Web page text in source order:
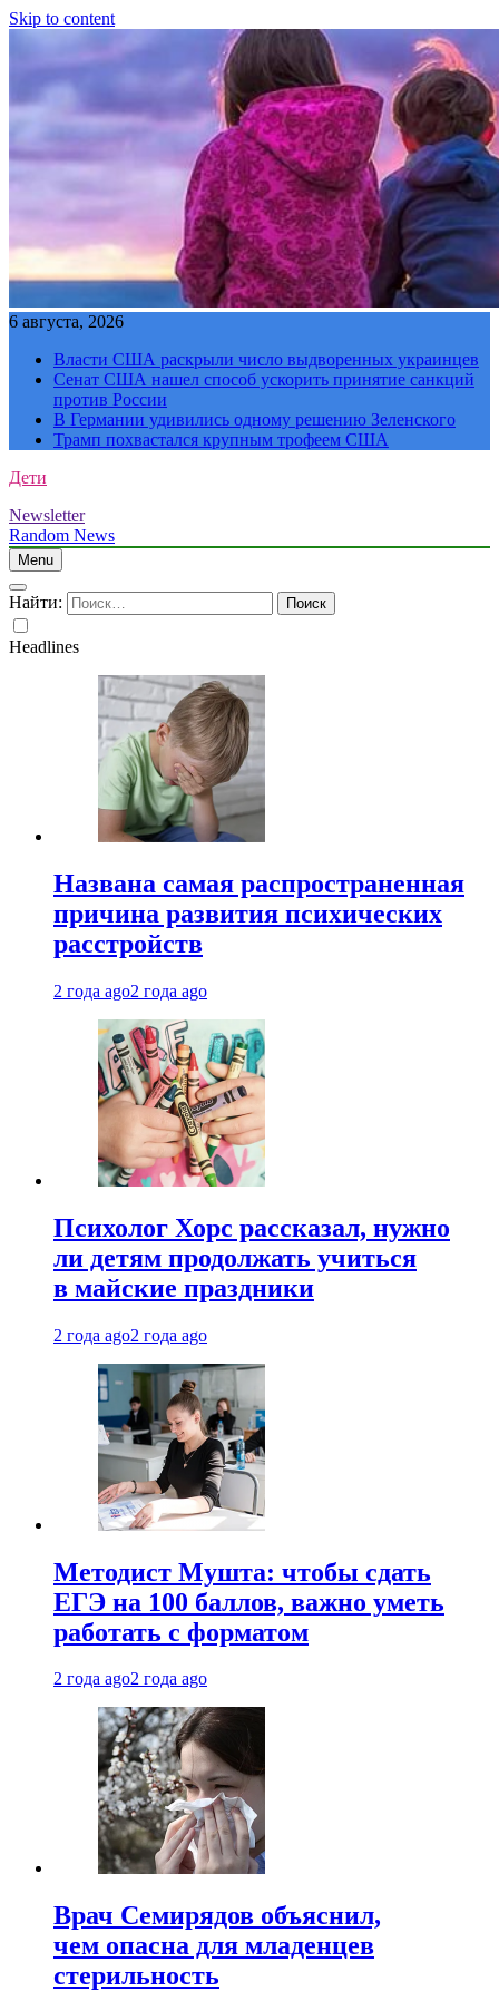
Skip to content
6 августа, 2026
Власти США раскрыли число выдворенных украинцев
Сенат США нашел способ ускорить принятие санкций
против России
В Германии удивились одному решению Зеленского
Трамп похвастался крупным трофеем США
Дети
Newsletter
Random News
Menu
Найти:
Headlines
Названа самая распространенная
причина развития психических
расстройств
2 года ago2 года ago
Психолог Хорс рассказал, нужно
ли детям продолжать учиться
в майские праздники
2 года ago2 года ago
Методист Мушта: чтобы сдать
ЕГЭ на 100 баллов, важно уметь
работать с форматом
2 года ago2 года ago
Врач Семирядов объяснил,
чем опасна для младенцев
стерильность